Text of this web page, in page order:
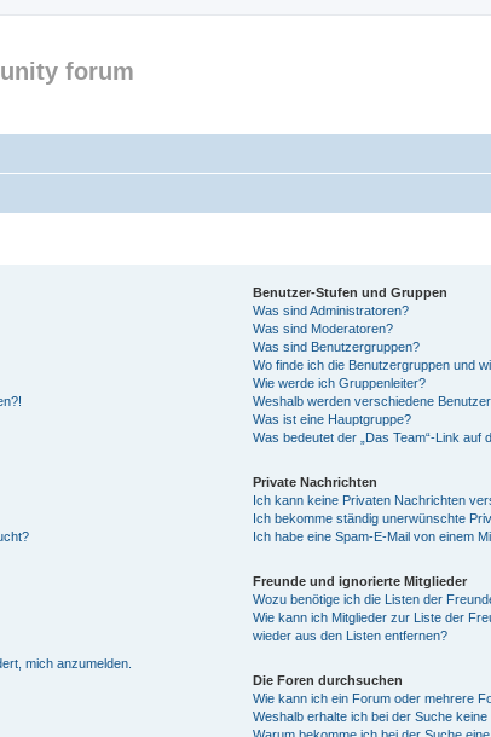
forum
mich anzumelden.
Benutzer-Stufen und Gruppen
Was sind Administratoren?
Was sind Moderatoren?
Was sind Benutzergruppen?
Wo finde ich die Benutzergruppen und
Wie werde ich Gruppenleiter?
Weshalb werden verschiedene
Was ist eine Hauptgruppe?
Was bedeutet der „Das Team“-Link auf
Private Nachrichten
Ich kann keine Privaten Nachrichten
Ich bekomme ständig unerwünschte
Ich habe eine Spam-E-Mail von einem
Freunde und ignorierte Mitglieder
Wozu benötige ich die Listen der
Wie kann ich Mitglieder zur Liste der
wieder aus den Listen entfernen?
Die Foren durchsuchen
Wie kann ich ein Forum oder mehrere
Weshalb erhalte ich bei der Suche
Warum bekomme ich bei der Suche